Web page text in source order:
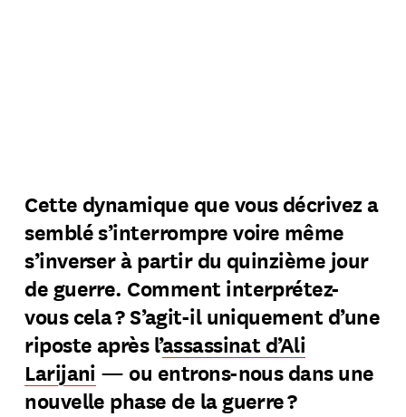
Cette dynamique que vous décrivez a
semblé s’interrompre voire même
s’inverser à partir du quinzième jour
de guerre. Comment interprétez-
vous cela ? S’agit-il uniquement d’une
riposte après l’assassinat d’Ali
Larijani — ou entrons-nous dans une
nouvelle phase de la guerre ?